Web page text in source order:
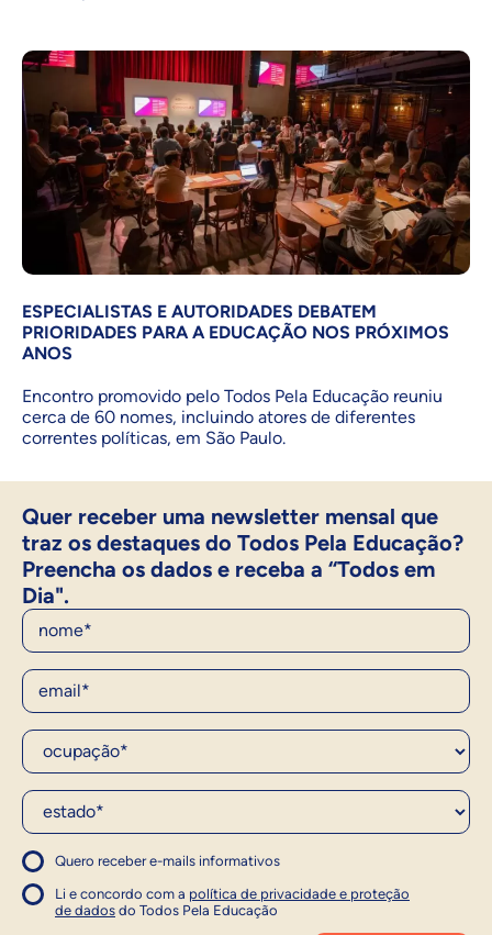
ESPECIALISTAS E AUTORIDADES DEBATEM
PRIORIDADES PARA A EDUCAÇÃO NOS PRÓXIMOS
ANOS
Encontro promovido pelo Todos Pela Educação reuniu
cerca de 60 nomes, incluindo atores de diferentes
correntes políticas, em São Paulo.
Quer receber uma newsletter mensal que
traz os destaques do Todos Pela Educação?
Preencha os dados e receba a “Todos em
Dia".
Nome
E-Mail
Ocupação*
Estado*
Quero receber e-mails informativos
1
Concordo com a política
Concordo com a política
Li e concordo com a política de privacidade e proteção
de dados do Todos Pela Educação
1